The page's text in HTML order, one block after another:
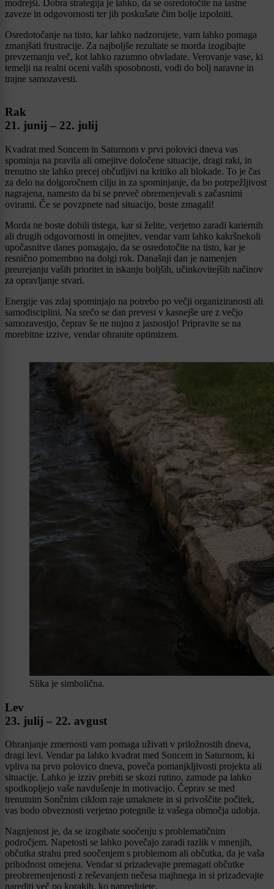
modrejši. Dobra strategija je lahko, da se osredotočite na lastne
zaveze in odgovornosti ter jih poskušate čim bolje izpolniti.
Osredotočanje na tisto, kar lahko nadzorujete, vam lahko pomaga
zmanjšati frustracije. Za najboljše rezultate se morda izogibajte
prevzemanju več, kot lahko razumno obvladate. Verovanje vase, ki
temelji na realni oceni vaših sposobnosti, vodi do bolj naravne in
trajne samozavesti.
Rak
21. junij – 22. julij
Kvadrat med Soncem in Saturnom v prvi polovici dneva vas
spominja na pravila ali omejitve določene situacije, dragi raki, in
trenutno ste lahko precej občutljivi na kritiko ali blokade. To je čas
za delo na dolgoročnem cilju in za spominjanje, da bo potrpežljivost
nagrajena, namesto da bi se preveč obremenjevali s začasnimi
ovirami. Če se povzpnete nad situacijo, boste zmagali!
Morda ne boste dobili tistega, kar si želite, verjetno zaradi kariernih
ali drugih odgovornosti in omejitev, vendar vam lahko kakršnekoli
upočasnitve danes pomagajo, da se osredotočite na tisto, kar je
resnično pomembno na dolgi rok. Današnji dan je namenjen
preurejanju vaših prioritet in iskanju boljših, učinkovitejših načinov
za opravljanje stvari.
Energije vas zdaj spominjajo na potrebo po večji organiziranosti ali
samodisciplini. Na srečo se dan prevesi v kasnejše ure z večjo
samozavestjo, čeprav še ne nujno z jasnostjo! Pripravite se na
morebitne izzive, vendar ohranite optimizem.
Slika je simbolična.
Lev
23. julij – 22. avgust
Ohranjanje zmernosti vam pomaga uživati v priložnostih dneva,
dragi levi. Vendar pa lahko kvadrat med Soncem in Saturnom, ki
vpliva na prvo polovico dneva, poveča pomanjkljivosti projekta ali
situacije. Lahko je izziv prebiti se skozi rutino, zamude pa lahko
spodkopljejo vaše navdušenje in motivacijo. Čeprav se med
trenutnim Sončnim ciklom raje umaknete in si privoščite počitek,
vas bodo obveznosti verjetno potegnile iz vašega območja udobja.
Nagnjenost je, da se izogibate soočenju s problematičnim
področjem. Napetosti se lahko povečajo zaradi razlik v mnenjih,
občutka strahu pred soočenjem s problemom ali občutka, da je vaša
prihodnost omejena. Vendar si prizadevajte premagati občutke
preobremenjenosti z reševanjem nečesa majhnega in si prizadevajte
narediti več po korakih, ko napredujete.